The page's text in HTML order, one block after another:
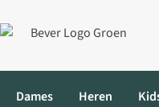
Dames Heren